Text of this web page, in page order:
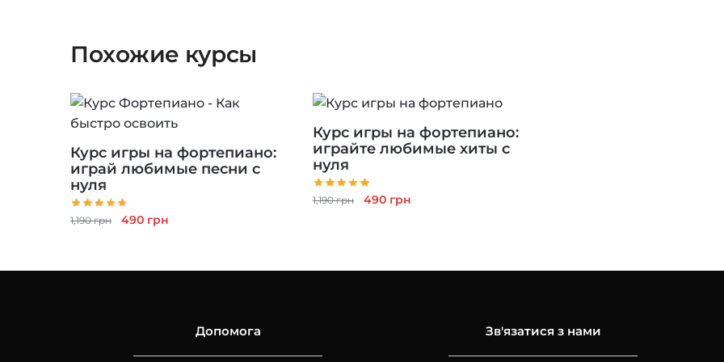
Похожие курсы
Курс игры на фортепиано:
играй любимые песни с
нуля
1,190грн
Первоначальная
1,190 грн.
490 грн
Курс игры на фортепиано:
играйте любимые хиты с
нуля
1,190грн
Первоначальная
490 грн
Допомога Зв'язатися з нами